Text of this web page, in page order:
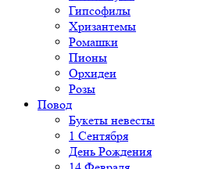
Гипсофилы
Хризантемы
Ромашки
Пионы
Орхидеи
Розы
Повод
Букеты невесты
1 Сентября
День Рождения